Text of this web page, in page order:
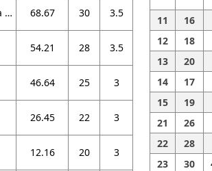
Nadnotecki Związek Brydża Sportowego 68.67 30 3.5
54.21 28 3.5
46.64 25 3
26.45 22 3
12.16 20 3
11
16
12
18
13
20
14
17
15
19
21
26
22
28
23
30